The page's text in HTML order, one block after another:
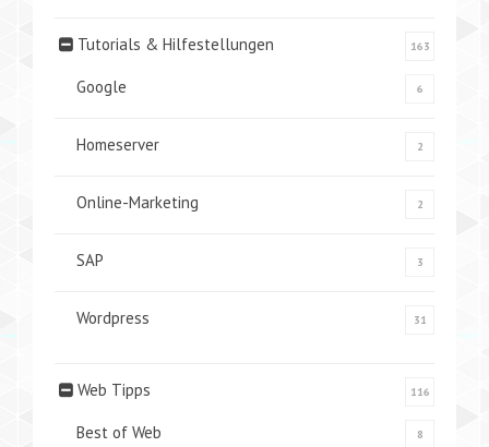
Tutorials & Hilfestellungen 163
Google 6
Homeserver 2
Online-Marketing 2
SAP 3
Wordpress 31
Web Tipps 116
Best of Web 8